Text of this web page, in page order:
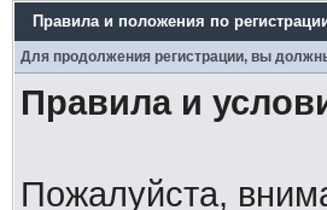
Правила и положения по
Для продолжения регистрации, вы
Правила и
Пожалуйста,